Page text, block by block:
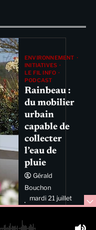
ENVIRONNEMENT
INITIATIVES
LE FIL INFO
PODCAST
Rainbeau :
du mobilier
urbain
capable de
collecter
l’eau de
pluie
Gérald
Bouchon
mardi 21 juillet
2026 11:44